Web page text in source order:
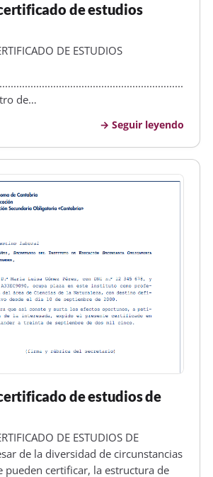
de estudios
DE ESTUDIOS
de
Seguir leyendo
de estudios de
DE ESTUDIOS DE
de la diversidad de circunstancias
pueden certificar, la estructura de